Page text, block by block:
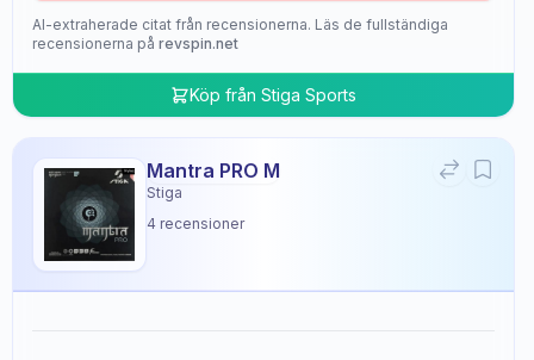
AI-extraherade citat från recensionerna. Läs de fullständiga
recensionerna på revspin.net
Köp från Stiga Sports
Mantra PRO M
Stiga
4 recensioner